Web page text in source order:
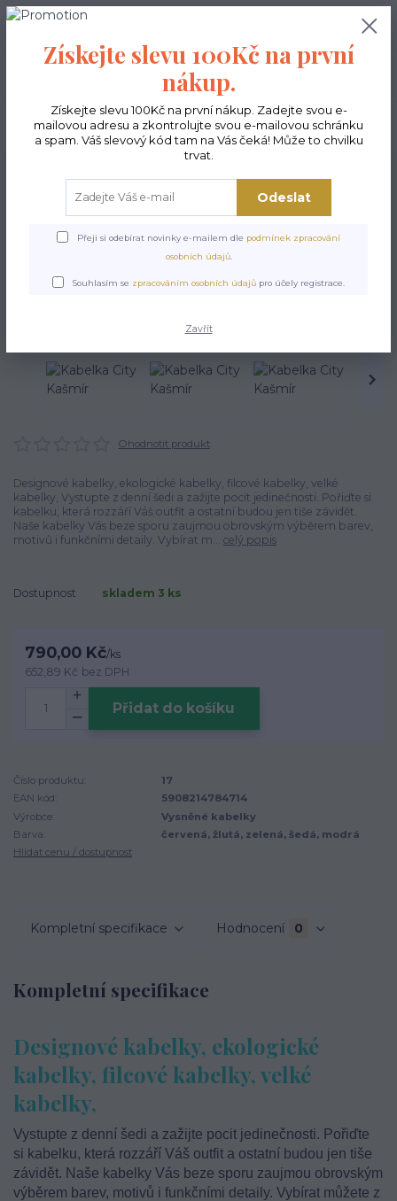
Hledat
0,00 Kč
City Kašmír
Kabelka City Kašmír
Ohodnotit produkt
Designové kabelky, ekologické kabelky, filcové kabelky, velké
kabelky, Vystupte z denní šedi a zažijte pocit jedinečnosti. Pořiďte si
kabelku, která rozzáří Váš outfit a ostatní budou jen tiše závidět.
Naše kabelky Vás beze sporu zaujmou obrovským výběrem barev,
motivů i funkčními detaily. Vybírat m... celý popis
Dostupnost skladem 3 ks
790,00 Kč/ks
652,89 Kč bez DPH
Přidat do košíku
Číslo produktu:
17
EAN kód:
5908214784714
Výrobce:
Vysněné kabelky
Barva:
červená, žlutá, zelená, šedá, modrá
Hlídat cenu / dostupnost
Kompletní specifikace Hodnocení 0
Kompletní specifikace
Designové kabelky, ekologické
kabelky, filcové kabelky, velké
kabelky,
Vystupte z denní šedi a zažijte pocit jedinečnosti. Pořiďte
si kabelku, která rozzáří Váš outfit a ostatní budou jen tiše
závidět. Naše kabelky Vás beze sporu zaujmou obrovským
výběrem barev, motivů i funkčními detaily. Vybírat můžete z
Získejte slevu 100Kč na první
nákup.
Získejte slevu 100Kč na první nákup. Zadejte svou e-
mailovou adresu a zkontrolujte svou e-mailovou schránku
a spam. Váš slevový kód tam na Vás čeká! Může to chvilku
trvat.
Odeslat
Přeji si odebírat novinky e-mailem dle podmínek zpracování
osobních údajů.
Souhlasím se zpracováním osobních údajů pro účely registrace.
Zavřít